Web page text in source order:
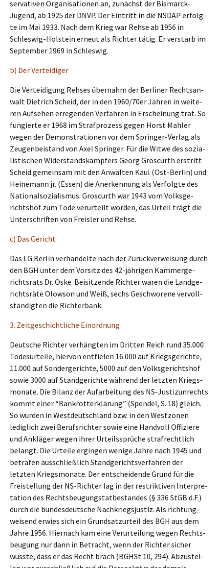
ser­va­ti­ven Organi­sa­tio­nen an, zunächst der Bismarck-
Jugend, ab 1925 der DNVP. Der Eintritt in die NSDAP erfolg­
te im Mai 1933. Nach dem Krieg war Rehse ab 1956 in
Schles­wig-Holstein erneut als Richter tätig. Er verstarb im
Septem­ber 1969 in Schleswig.
b) Der Verteidiger
Die Vertei­di­gung Rehses übernahm der Berli­ner Rechts­an­
walt Dietrich Scheid, der in den 1960/70er Jahren in weite­
ren Aufse­hen erregen­den Verfah­ren in Erschei­nung trat. So
fungier­te er 1968 im Straf­pro­zess gegen Horst Mahler
wegen der Demons­tra­tio­nen vor dem Sprin­ger-Verlag als
Zeugen­bei­stand von Axel Sprin­ger. Für die Witwe des sozia­
lis­ti­schen Wider­stands­kämp­fers Georg Groscurth erstritt
Scheid gemein­sam mit den Anwäl­ten Kaul (Ost-Berlin) und
Heine­mann jr. (Essen) die Anerken­nung als Verfolg­te des
Natio­nal­so­zia­lis­mus. Groscurth war 1943 vom Volks­ge­
richts­hof zum Tode verur­teilt worden, das Urteil trägt die
Unter­schrif­ten von Freis­ler und Rehse.
c) Das Gericht
Das LG Berlin verhan­del­te nach der Zurück­ver­wei­sung durch
den BGH unter dem Vorsitz des 42-jähri­gen Kammer­ge­
richts­rats Dr. Oske. Beisit­zen­de Richter waren die Landge­
richts­rä­te Olowson und Weiß, sechs Geschwo­re­ne vervoll­
stän­dig­ten die Richterbank.
3. Zeitge­schicht­li­che Einordnung
Deutsche Richter verhäng­ten im Dritten Reich rund 35.000
Todes­ur­tei­le, hiervon entfie­len 16.000 auf Kriegs­ge­rich­te,
11.000 auf Sonder­ge­rich­te, 5000 auf den Volks­ge­richts­hof
sowie 3000 auf Stand­ge­rich­te während der letzten Kriegs­
mo­na­te. Die Bilanz der Aufar­bei­tung des NS-Justiz­un­rechts
kommt einer “Bankrott­erklä­rung” (Spendel, S. 18) gleich.
So wurden in Westdeutsch­land bzw. in den Westzo­nen
ledig­lich zwei Berufs­rich­ter sowie eine Handvoll Offizie­re
und Anklä­ger wegen ihrer Urteils­sprü­che straf­recht­lich
belangt. Die Urtei­le ergin­gen wenige Jahre nach 1945 und
betra­fen ausschließ­lich Stand­ge­richts­ver­fah­ren der
letzten Kriegs­mo­na­te. Der entschei­den­de Grund für die
Freistel­lung der NS-Richter lag in der restrik­ti­ven Inter­pre­
ta­ti­on des Rechts­beu­gungs­tat­be­stan­des (§ 336 StGB d.F.)
durch die bundes­deut­sche Nachkriegs­jus­tiz. Als richtung­
wei­send erwies sich ein Grund­satz­ur­teil des BGH aus dem
Jahre 1956. Hiernach kam eine Verur­tei­lung wegen Rechts­
beu­gung nur dann in Betracht, wenn der Richter sicher
wusste, dass er das Recht brach (BGHSt 10, 294). Abzustel­